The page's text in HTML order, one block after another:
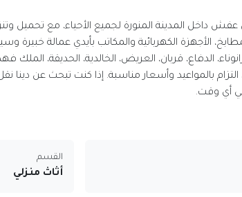
عفش داخل المدينة المنورة لجميع الأحياء، مع تحميل
الأجهزة الكهربائية والمكاتب بأيدي عمالة خبيرة
الدفاع، قربان، العريض، الخالدية، الحديقة، الملك
بالمواعيد وأسعار مناسبة. إذا كنت تبحث عن دينا
أي وقت.
القسم
أثاث منزلي